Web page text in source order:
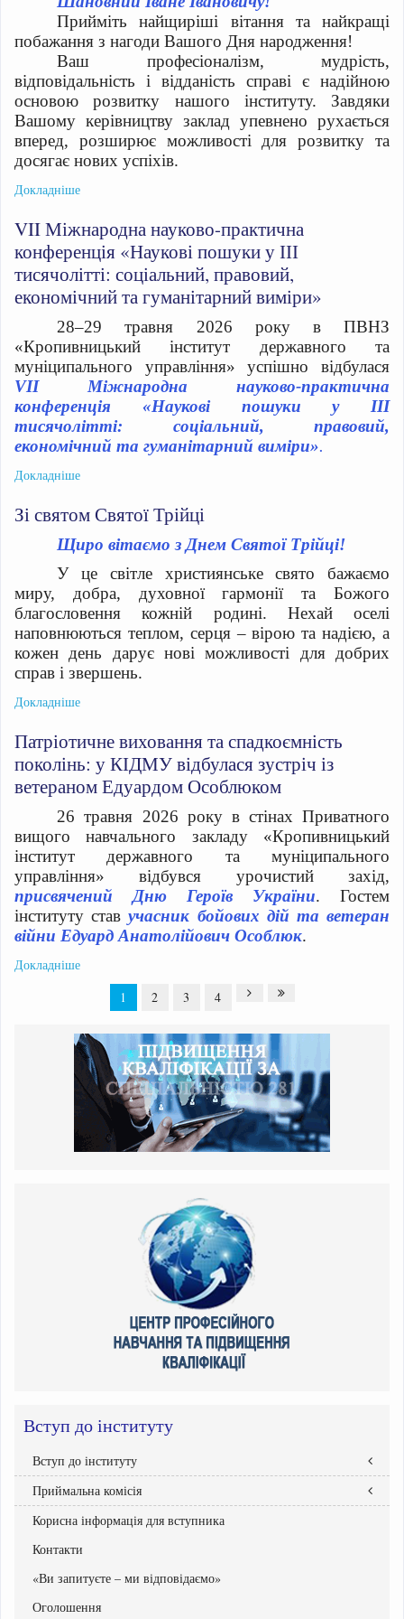
Прийміть найщиріші вітання та найкращі
побажання з нагоди Вашого Дня народження!
Ваш професіоналізм, мудрість,
відповідальність і відданість справі є надійною
основою розвитку нашого інституту. Завдяки
Вашому керівництву заклад упевнено рухається
вперед, розширює можливості для розвитку та
досягає нових успіхів.
Докладніше
VII Міжнародна науково-практична
конференція «Наукові пошуки у ІІІ
тисячолітті: соціальний, правовий,
економічний та гуманітарний виміри»
28–29 травня 2026 року в ПВНЗ
«Кропивницький інститут державного та
муніципального управління» успішно відбулася
VII Міжнародна науково-практична
конференція «Наукові пошуки у ІІІ
тисячолітті: соціальний, правовий,
економічний та гуманітарний виміри».
Докладніше
Зі святом Святої Трійці
Щиро вітаємо з Днем Святої Трійці!
У це світле християнське свято бажаємо
миру, добра, духовної гармонії та Божого
благословення кожній родині. Нехай оселі
наповнюються теплом, серця – вірою та надією, а
кожен день дарує нові можливості для добрих
справ і звершень.
Докладніше
Патріотичне виховання та спадкоємність
поколінь: у КІДМУ відбулася зустріч із
ветераном Едуардом Особлюком
26 травня 2026 року в стінах Приватного
вищого навчального закладу «Кропивницький
інститут державного та муніципального
управління» відбувся урочистий захід,
присвячений Дню Героїв України. Гостем
інституту ставучасник бойових дій та ветеран
війни Едуард Анатолійович Особлюк.
Докладніше
1
2 3 4
Вступ до інституту
Вступ до інституту
Правила прийому
Бакалавр
Національний мультипредметний тест
Рейтингові списки вступників
Приймальна комісія
Склад Приймальної комісії
Графік роботи приймальної комісії
Корисна інформація для вступника
Контакти
«Ви запитуєте – ми відповідаємо»
Оголошення